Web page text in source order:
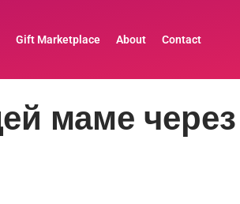
Gift Marketplace About Contact
маме через